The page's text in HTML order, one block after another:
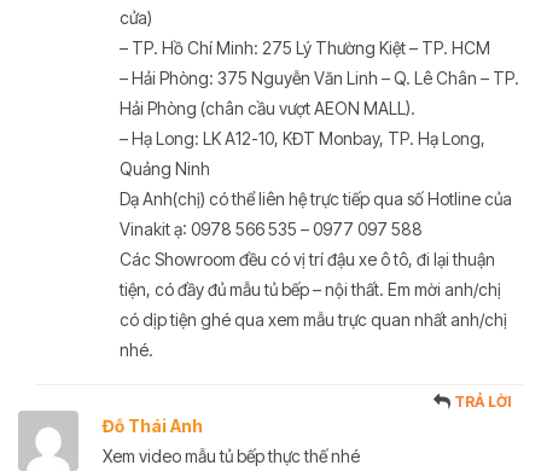
cửa)
– TP. Hồ Chí Minh: 275 Lý Thường Kiệt – TP. HCM
– Hải Phòng: 375 Nguyễn Văn Linh – Q. Lê Chân – TP.
Hải Phòng (chân cầu vượt AEON MALL).
– Hạ Long: LK A12-10, KĐT Monbay, TP. Hạ Long,
Quảng Ninh
Dạ Anh(chị) có thể liên hệ trực tiếp qua số Hotline của
Vinakit ạ: 0978 566 535 – 0977 097 588
Các Showroom đều có vị trí đậu xe ô tô, đi lại thuận
tiện, có đầy đủ mẫu tủ bếp – nội thất. Em mời anh/chị
có dịp tiện ghé qua xem mẫu trực quan nhất anh/chị
nhé.
Đỗ Thái Anh
TRẢ LỜI
Xem video mẫu tủ bếp thực thế nhé